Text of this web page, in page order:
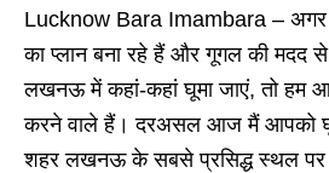
Lucknow Bara Imambara –
का प्लान बना रहे हैं और गूगल की मदद
लखनऊ में कहां-कहां घूमा जाएं, तो हम
करने वाले हैं। दरअसल आज मैं आपको
शहर लखनऊ के सबसे प्रसिद्ध स्थल पर